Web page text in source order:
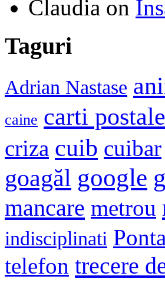
Claudia on
Taguri
Adrian Nastase
caine carti postale
criza cuib cuibar
goagăl google
mancare metrou
indisciplinati Ponta
telefon trecere